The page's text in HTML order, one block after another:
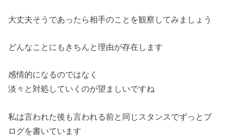
大丈夫そうであったら相手のことを観察してみましょう
どんなことにもきちんと理由が存在します
感情的になるのではなく
淡々と対処していくのが望ましいですね
私は言われた後も言われる前と同じスタンスでずっとブ
ログを書いています